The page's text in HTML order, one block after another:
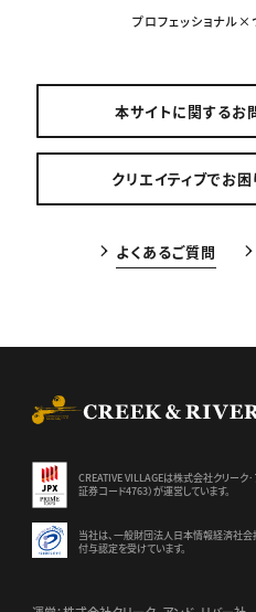
プロフェッショナル
本サイトに関するお
クリエイティブでお
よくあるご質問
CREATIVE VILLAGEは株式会社クリーク
証券コード4763）が運営しています。
当社は、一般財団法人日本情報経済社会
付与認定を受けています。